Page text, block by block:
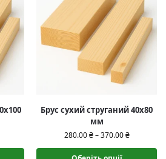
Брус сухий струганий 40х80
мм
280.00₴ – 370.00₴